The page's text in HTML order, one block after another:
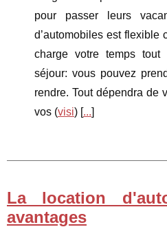
pour passer leurs
d’automobiles est flexible
charge votre temps
séjour: vous pouvez
rendre. Tout dépendra de
vos (visi) [...]
La location
avantages